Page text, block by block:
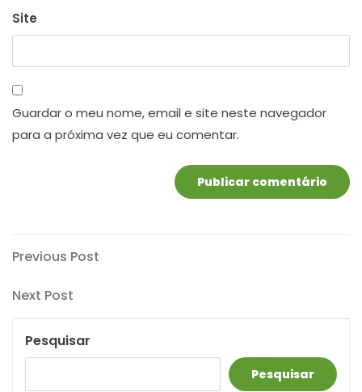
Site
Guardar o meu nome, email e site neste navegador
para a próxima vez que eu comentar.
Navegação
de
artigos
Previous
Previous Post
Next
Next Post
Pesquisar
Pesquisar